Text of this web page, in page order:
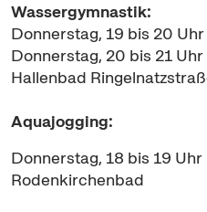
Wassergymnastik:
Donnerstag, 19 bis 20 Uhr
Donnerstag, 20 bis 21 Uhr
Hallenbad
Aquajogging:
Donnerstag, 18 bis 19 Uhr
Rodenkirchenbad